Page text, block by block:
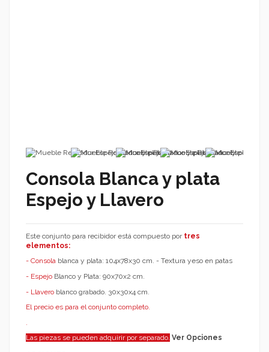
Consola Blanca y plata
Espejo y Llavero
Este conjunto para recibidor está compuesto portres
elementos:
- Consola blanca y plata: 104x78x30 cm. - Textura yeso en patas
- Espejo Blanco y Plata: 90x70x2 cm.
- Llavero blanco grabado. 30x30x4 cm.
El precio es para el conjunto completo.
.
Las piezas se pueden adquirir por separado. Ver Opciones